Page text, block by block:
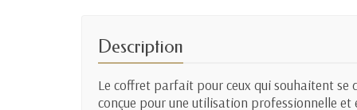
Description
Le coffret parfait pour ceux qui souhaitent
conçue pour une utilisation professionnelle et